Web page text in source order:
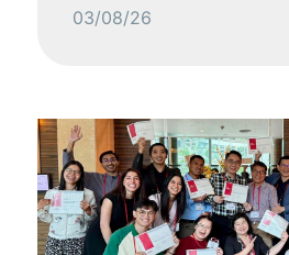
03/08/26